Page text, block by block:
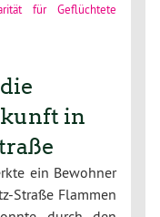
für Geflüchtete
in
ein Bewohner
Straße Flammen